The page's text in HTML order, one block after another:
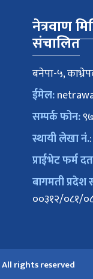
नेत्रवाण
संचालित
बनेपा-५,
ईमेल:
सम्पर्क फोन:
स्थायी लेखा नं.
प्राईभेट फर्म
बागमती प्रदेश
००३१२/०८१/
rights reserved